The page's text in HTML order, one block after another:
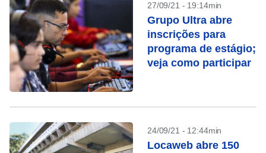
27/09/21 - 19:14min
Grupo Ultra abre
inscrições para
programa de estágio;
veja como participar
24/09/21 - 12:44min
Locaweb abre 150